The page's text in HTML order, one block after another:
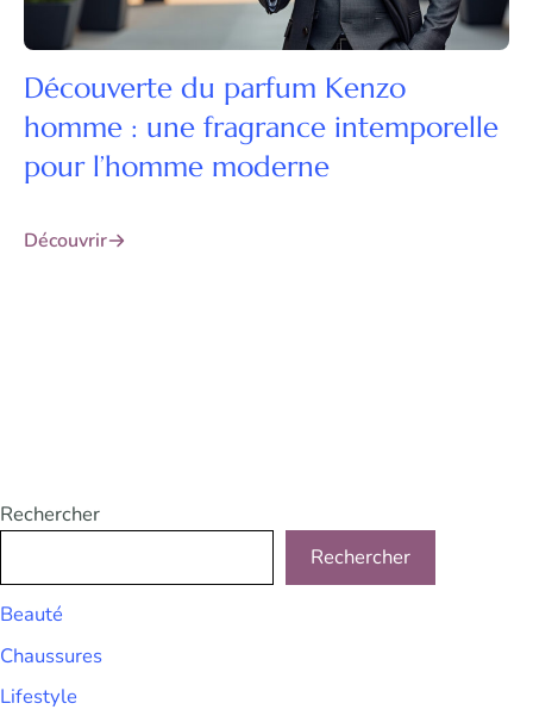
Découverte du parfum Kenzo
homme : une fragrance intemporelle
pour l’homme moderne
Découvrir
Rechercher
Rechercher
Beauté
Chaussures
Lifestyle